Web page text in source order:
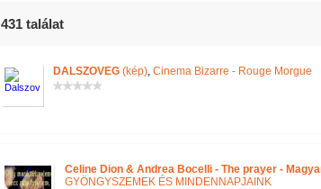
431 találat
DALSZOVEG(kép), Cinema Bizarre - Rouge Morgue
Celine Dion & Andrea Bocelli - The prayer -
GYÖNGYSZEMEK ÉS MINDENNAPJAINK